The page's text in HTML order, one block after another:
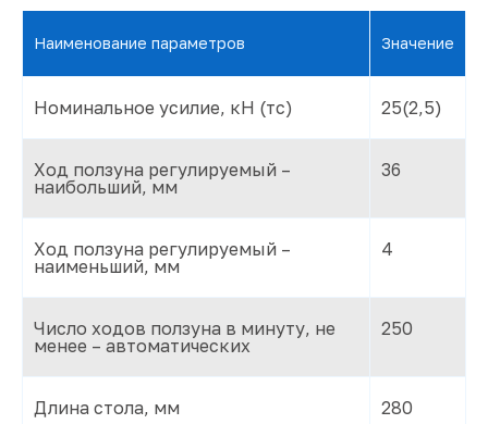
Наименование параметров Значение
Номинальное усилие, кН (тс) 25(2,5)
Ход ползуна регулируемый –
наибольший, мм
36
Ход ползуна регулируемый –
наименьший, мм
4
Число ходов ползуна в минуту, не
менее – автоматических
250
Длина стола, мм 280